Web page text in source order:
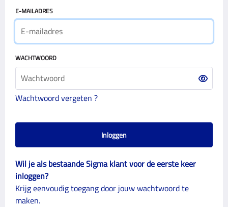
E-MAILADRES
WACHTWOORD
Wachtwoord vergeten ?
Inloggen
Wil je als bestaande Sigma klant voor de eerste keer
inloggen?
Krijg eenvoudig toegang door jouw wachtwoord te
maken.